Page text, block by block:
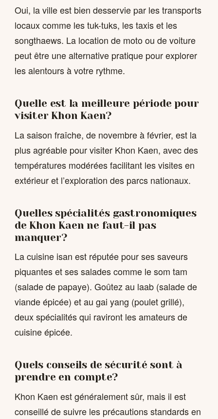
Oui, la ville est bien desservie par les transports
locaux comme les tuk-tuks, les taxis et les
songthaews. La location de moto ou de voiture
peut être une alternative pratique pour explorer
les alentours à votre rythme.
Quelle est la meilleure période pour
visiter Khon Kaen?
La saison fraîche, de novembre à février, est la
plus agréable pour visiter Khon Kaen, avec des
températures modérées facilitant les visites en
extérieur et l’exploration des parcs nationaux.
Quelles spécialités gastronomiques
de Khon Kaen ne faut-il pas
manquer?
La cuisine isan est réputée pour ses saveurs
piquantes et ses salades comme le som tam
(salade de papaye). Goûtez au laab (salade de
viande épicée) et au gai yang (poulet grillé),
deux spécialités qui raviront les amateurs de
cuisine épicée.
Quels conseils de sécurité sont à
prendre en compte?
Khon Kaen est généralement sûr, mais il est
conseillé de suivre les précautions standards en